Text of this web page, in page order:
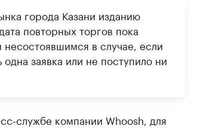
города Казани изданию
повторных торгов пока
несостоявшимся в случае, если
заявка или не поступило ни
службе компании Whoosh, для